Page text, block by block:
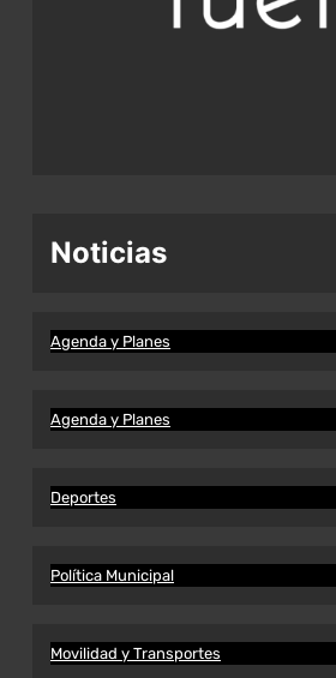
Noticias
Agenda y Planes
Agenda y Planes
Deportes
Política Municipal
Movilidad y Transportes